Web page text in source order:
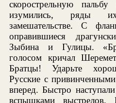
скорострельную
изумились, ряды
замешательстве. С
оправившиеся
Зыбина и Гулицы.
голосом кричал
Братцы! Ударьте
Русские с
вперед. Быстро
вспышками выстрелов.